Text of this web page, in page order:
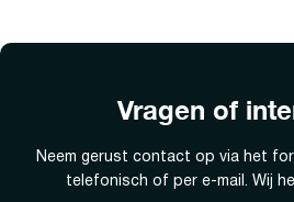
Vragen of
Neem gerust contact op via het
telefonisch of per e-mail. Wij